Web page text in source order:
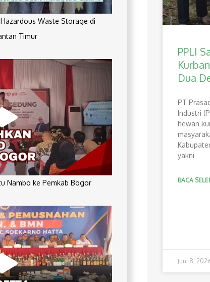
Waste Storage di
Timur
Nambo ke Pemkab Bogor
PPLI
Dua
PT
Industri
hewan
yakni
BACA
Juni 8,